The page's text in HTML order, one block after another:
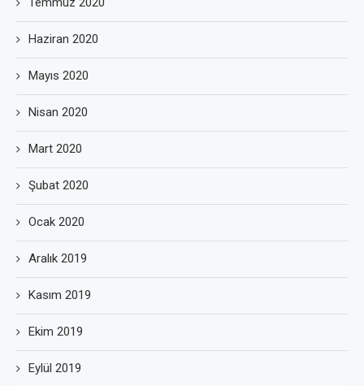
Haziran 2020
Mayıs 2020
Nisan 2020
Mart 2020
Şubat 2020
Ocak 2020
Aralık 2019
Kasım 2019
Ekim 2019
Eylül 2019